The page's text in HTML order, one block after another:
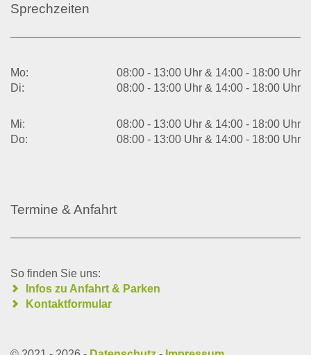
Sprechzeiten
Mo:
08:00 - 13:00 Uhr & 14:00 - 18:00 Uhr
Di:
08:00 - 13:00 Uhr & 14:00 - 18:00 Uhr
Mi:
08:00 - 13:00 Uhr & 14:00 - 18:00 Uhr
Do:
08:00 - 13:00 Uhr & 14:00 - 18:00 Uhr
Termine & Anfahrt
So finden Sie uns:
Infos zu Anfahrt & Parken
Kontaktformular